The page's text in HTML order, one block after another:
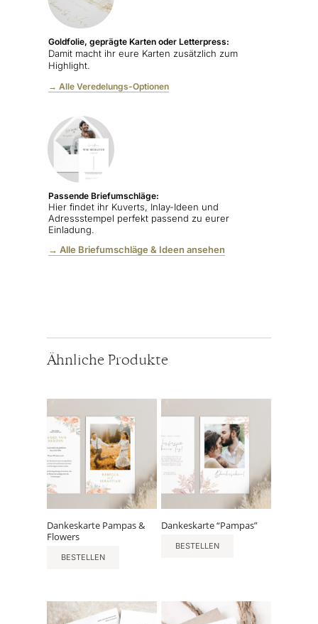
Goldfolie, geprägte Karten oder Letterpress:
Damit macht ihr eure Karten zusätzlich zum
Highlight.
→ Alle Veredelungs-Optionen
Passende Briefumschläge:
Hier findet ihr Kuverts, Inlay-Ideen und
Adressstempel perfekt passend zu eurer
Einladung.
→ Alle Briefumschläge & Ideen ansehen
Ähnliche Produkte
Dankeskarte Pampas &
Flowers
BESTELLEN
Dankeskarte “Pampas”
BESTELLEN